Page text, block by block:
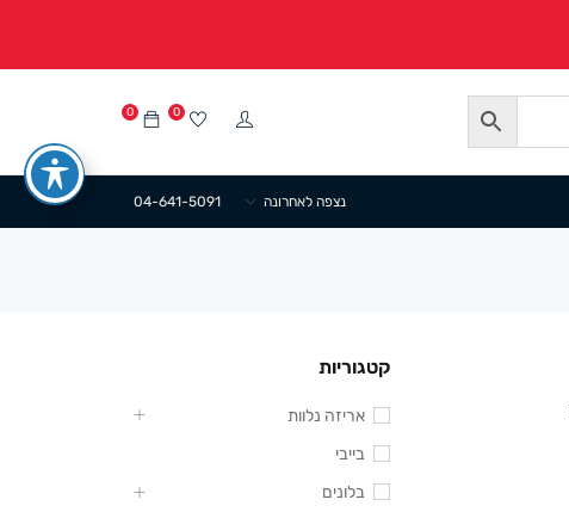
0 0
04-641-5091 נצפה לאחרונה
קטגוריות
אריזה נלוות
בייבי
בלונים